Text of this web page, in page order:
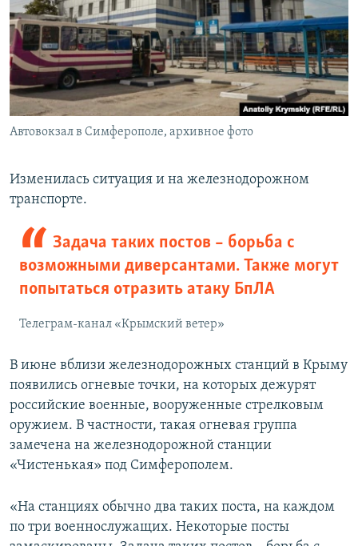
Автовокзал в Симферополе, архивное фото
Изменилась ситуация и на железнодорожном
транспорте.
Задача таких постов – борьба с
возможными диверсантами. Также могут
попытаться отразить атаку БпЛА
Телеграм-канал «Крымский ветер»
В июне вблизи железнодорожных станций в Крыму
появились огневые точки, на которых дежурят
российские военные, вооруженные стрелковым
оружием. В частности, такая огневая группа
замечена на железнодорожной станции
«Чистенькая» под Симферополем.
«На станциях обычно два таких поста, на каждом
по три военнослужащих. Некоторые посты